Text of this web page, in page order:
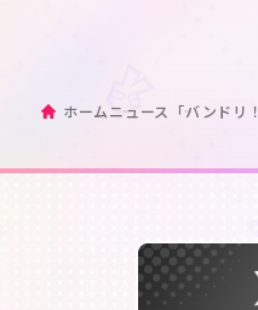
ホームニュース 「バンド